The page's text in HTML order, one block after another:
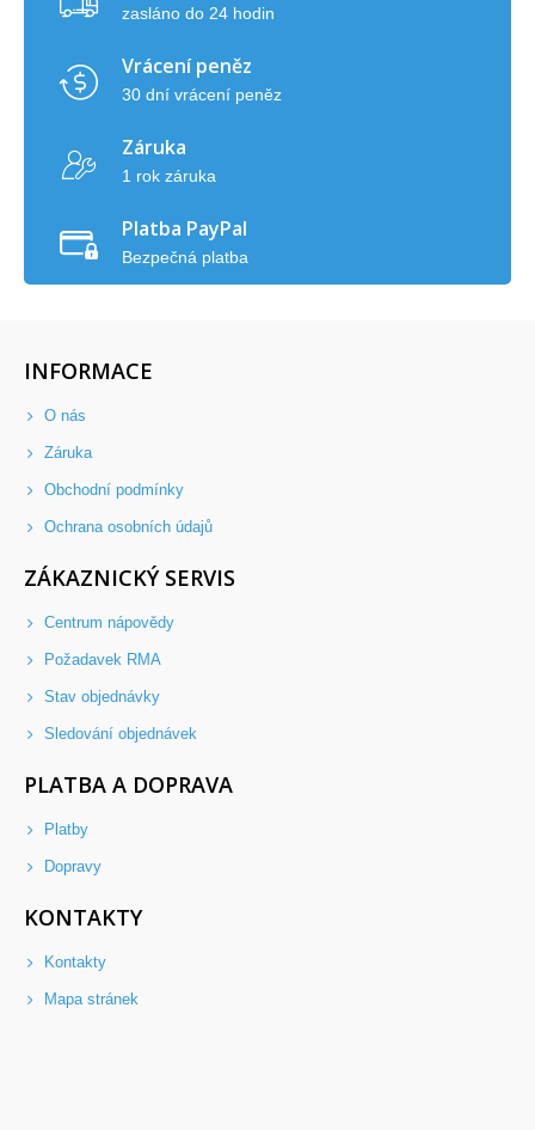
zasláno do 24 hodin
Vrácení peněz
30 dní vrácení peněz
Záruka
1 rok záruka
Platba PayPal
Bezpečná platba
INFORMACE
O nás
Záruka
Obchodní podmínky
Ochrana osobních údajů
ZÁKAZNICKÝ SERVIS
Centrum nápovědy
Požadavek RMA
Stav objednávky
Sledování objednávek
PLATBA A DOPRAVA
Platby
Dopravy
KONTAKTY
Kontakty
Mapa stránek